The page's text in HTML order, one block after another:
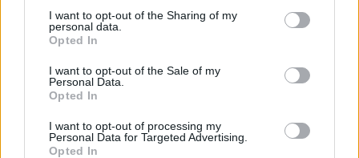
I want to opt-out of the Sharing of my
personal data.
Opted In
I want to opt-out of the Sale of my
Personal Data.
Opted In
I want to opt-out of processing my
Personal Data for Targeted Advertising.
Opted In
27 Φεβρουαρίου 2026
αφαιρείται; 8 ερωτήσεις και απαντήσεις
27 Φεβρουαρίου 2026
Η παρηγοριά στο φαγητό δεν είναι
έλλειψη πειθαρχίας – Λειτουργεί ως...